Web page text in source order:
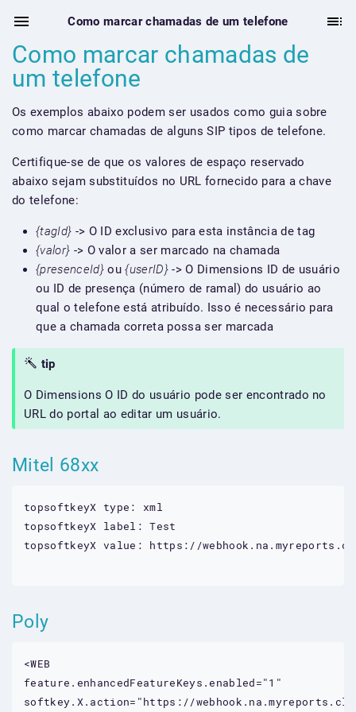
Como marcar chamadas de um telefone
Como marcar chamadas de
um telefone
Os exemplos abaixo podem ser usados como guia sobre
como marcar chamadas de alguns SIP tipos de telefone.
Certifique-se de que os valores de espaço reservado
abaixo sejam substituídos no URL fornecido para a chave
do telefone:
{tagId} -> O ID exclusivo para esta instância de tag
{valor} -> O valor a ser marcado na chamada
{presenceId}ou{userID}-> O Dimensions ID de usuário
ou ID de presença (número de ramal) do usuário ao
qual o telefone está atribuído. Isso é necessário para
que a chamada correta possa ser marcada
tip
O Dimensions O ID do usuário pode ser encontrado no
URL do portal ao editar um usuário.
Mitel 68xx
topsoftkeyX type: xml
topsoftkeyX label: Test
topsoftkeyX value: https://
Poly
<WEB
feature.enhancedFeatureKeys.enabled="1"
softkey.X.action="https://